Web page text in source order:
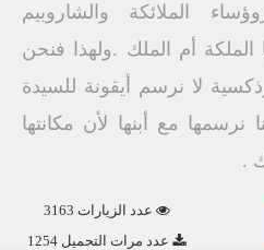
الملائكة والشاروبيم
الملكة أم الملك .ولهذا فنحن
لا نرسم أيقونة للسيدة
نرسمها مع أبنها لأن مكانتها
.
عدد الزيارات 3163
عدد مرات التحميل 1254